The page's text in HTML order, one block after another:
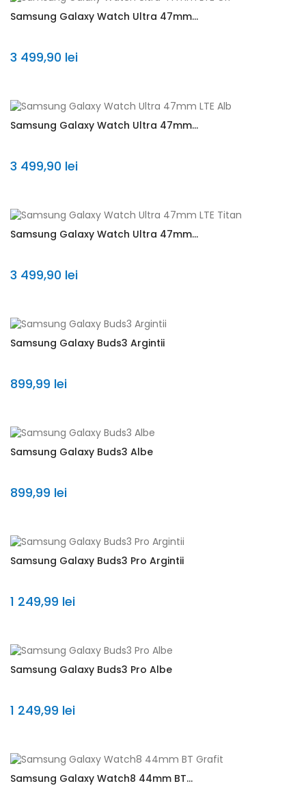
Samsung Galaxy Watch Ultra 47mm...
3 499,90 lei
Samsung Galaxy Watch Ultra 47mm...
3 499,90 lei
Samsung Galaxy Watch Ultra 47mm...
3 499,90 lei
Samsung Galaxy Buds3 Argintii
899,99 lei
Samsung Galaxy Buds3 Albe
899,99 lei
Samsung Galaxy Buds3 Pro Argintii
1 249,99 lei
Samsung Galaxy Buds3 Pro Albe
1 249,99 lei
Samsung Galaxy Watch8 44mm BT...